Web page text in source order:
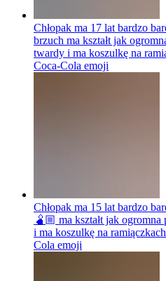
Chłopak ma 17 lat bardzo
brzuch ma kształt jak
twardy i ma koszulkę na
Coca-Cola emoji
Chłopak ma 15 lat bardzo
🫄🏼 ma kształt jak
i ma koszulkę na
Cola emoji